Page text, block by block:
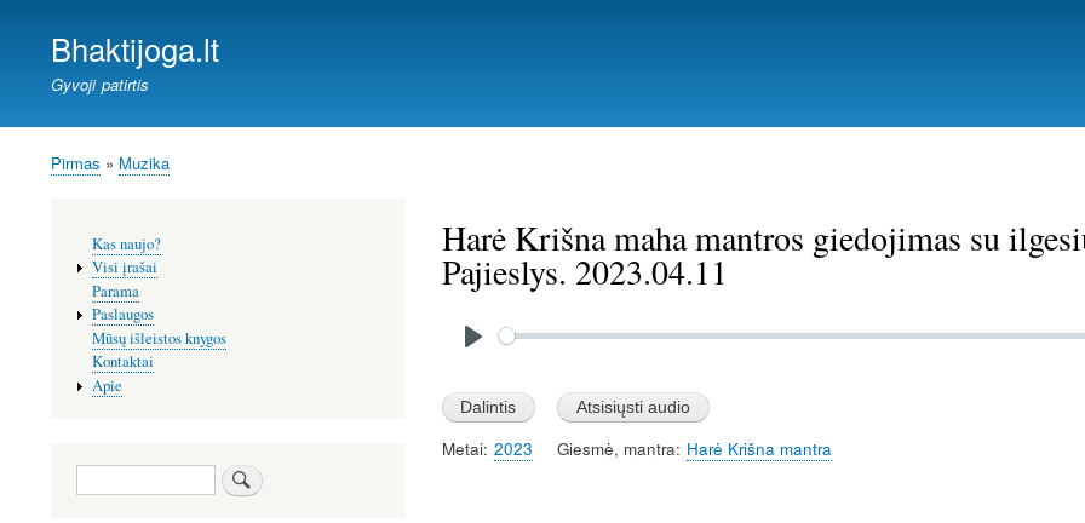
Bhaktijoga.lt
Gyvoji patirtis
Kelias
Pirmas Muzika
Harė Krišna maha mantros giedojimas su
Pajieslys. 2023.04.11
l
a
y
Metai 2023 Giesmė, mantra Harė Krišna mantra
meniu
Kas naujo?
Visi įrašai
Parama
Paslaugos
Mūsų išleistos knygos
Kontaktai
Apie
Paieška